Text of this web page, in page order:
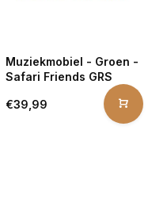
Muziekmobiel - Groen -
Safari Friends GRS
€39,99